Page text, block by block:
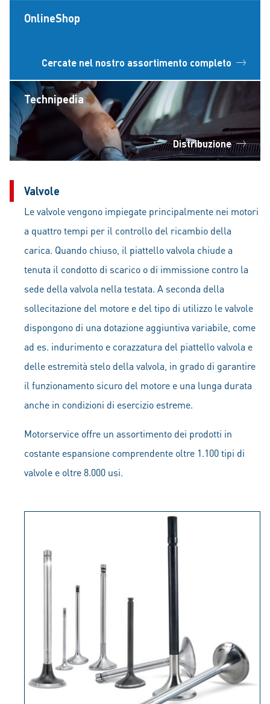
OnlineShop
Cercate nel nostro assortimento completo
Technipedia
Distribuzione
Valvole
Le valvole vengono impiegate principalmente nei motori
a quattro tempi per il controllo del ricambio della
carica. Quando chiuso, il piattello valvola chiude a
tenuta il condotto di scarico o di immissione contro la
sede della valvola nella testata. A seconda della
sollecitazione del motore e del tipo di utilizzo le valvole
dispongono di una dotazione aggiuntiva variabile, come
ad es. indurimento e corazzatura del piattello valvola e
delle estremità stelo della valvola, in grado di garantire
il funzionamento sicuro del motore e una lunga durata
anche in condizioni di esercizio estreme.
Motorservice offre un assortimento dei prodotti in
costante espansione comprendente oltre 1.100 tipi di
valvole e oltre 8.000 usi.